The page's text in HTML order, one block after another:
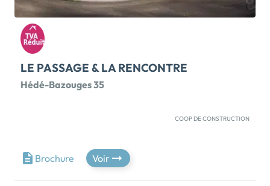
LE PASSAGE & LA RENCONTRE
Hédé-Bazouges 35
COOP DE CONSTRUCTION
PASSAGE, une résidence à taille humaine qui propose
charme et modernité, au cœur d'un cadre verdoyant
et authentique, à seulement quelques pas du centre
Brochure Voir